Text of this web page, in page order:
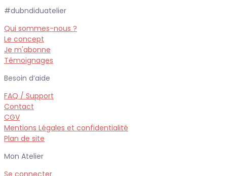
#dubndiduatelier
Qui sommes-nous ?
Le concept
Je m'abonne
Témoignages
Besoin d’aide
FAQ / Support
Contact
CGV
Mentions Légales et confidentialité
Plan de site
Mon Atelier